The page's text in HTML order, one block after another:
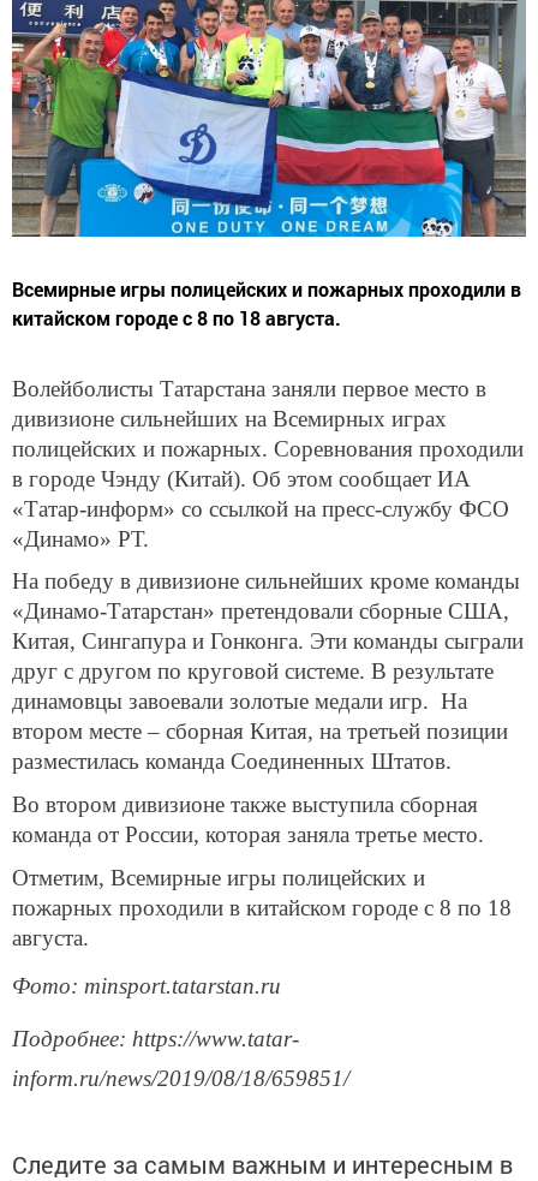
Всемирные игры полицейских и пожарных проходили в
китайском городе с 8 по 18 августа.
Волейболисты Татарстана заняли первое место в
дивизионе сильнейших на Всемирных играх
полицейских и пожарных. Соревнования проходили
в городе Чэнду (Китай). Об этом сообщает ИА
«Татар-информ» со ссылкой на пресс-службу ФСО
«Динамо» РТ.
На победу в дивизионе сильнейших кроме команды
«Динамо-Татарстан» претендовали сборные США,
Китая, Сингапура и Гонконга. Эти команды сыграли
друг с другом по круговой системе. В результате
динамовцы завоевали золотые медали игр. На
втором месте – сборная Китая, на третьей позиции
разместилась команда Соединенных Штатов.
Во втором дивизионе также выступила сборная
команда от России, которая заняла третье место.
Отметим, Всемирные игры полицейских и
пожарных проходили в китайском городе с 8 по 18
августа.
Фото: minsport.tatarstan.ru
Подробнее: https://www.tatar-
inform.ru/news/2019/08/18/659851/
Следите за самым важным и интересным в